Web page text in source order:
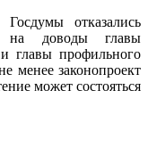
отказались
на доводы главы
профильного
законопроект
может состояться